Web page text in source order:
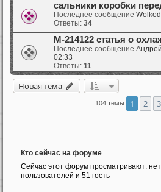
сальники коробки
Последнее сообщение
Ответы: 34
М-214122 статья о
Последнее сообщение
02:33
Ответы: 11
Новая тема
104 темы 1 2 3
Кто сейчас на форуме
Сейчас этот форум просматривают:
пользователей и 51 гость